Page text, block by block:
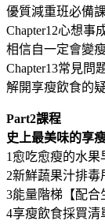
優質減重班必備
Chapter12心想事
相信自一定會變
Chapter13常見問
解開享瘦飲食的
Part2課程
史上最美味的享
1愈吃愈瘦的水果
2新鮮蔬果汁排毒
3能量階梯【配合
4享瘦飲食採買清